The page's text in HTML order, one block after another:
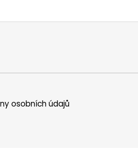
osobních údajů